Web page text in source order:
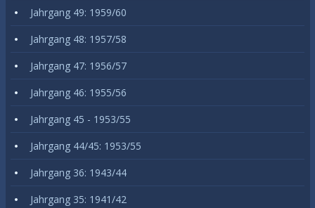
Jahrgang 49: 1959/60
Jahrgang 48: 1957/58
Jahrgang 47: 1956/57
Jahrgang 46: 1955/56
Jahrgang 45 - 1953/55
Jahrgang 44/45: 1953/55
Jahrgang 36: 1943/44
Jahrgang 35: 1941/42